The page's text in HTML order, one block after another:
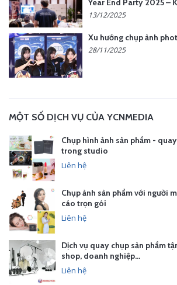
13/12/2025
28/11/2025
MỘT SỐ DỊCH VỤ CỦA YCNMEDIA
Chụp hình ảnh sản phẩm -
trong studio
Liên hệ
Chụp ảnh sản phẩm với người
cáo trọn gói
Liên hệ
Dịch vụ quay chụp sản phẩm
shop, doanh nghiệp…
Liên hệ